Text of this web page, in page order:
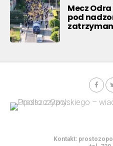
Mecz
pod
Kontakt: